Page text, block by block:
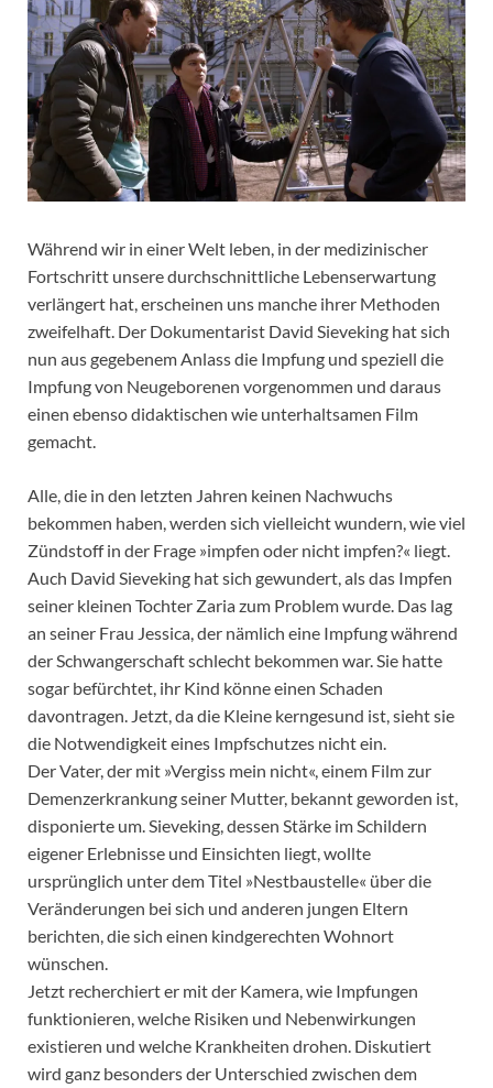
Während wir in einer Welt leben, in der medizinischer
Fortschritt unsere durchschnittliche Lebenserwartung
verlängert hat, erscheinen uns manche ihrer Methoden
zweifelhaft. Der Dokumentarist David Sieveking hat sich
nun aus gegebenem Anlass die Impfung und speziell die
Impfung von Neugeborenen vorgenommen und daraus
einen ebenso didaktischen wie unterhaltsamen Film
gemacht.
Alle, die in den letzten Jahren keinen Nachwuchs
bekommen haben, werden sich vielleicht wundern, wie viel
Zündstoff in der Frage »impfen oder nicht impfen?« liegt.
Auch David Sieveking hat sich gewundert, als das Impfen
seiner kleinen Tochter Zaria zum Problem wurde. Das lag
an seiner Frau Jessica, der nämlich eine Impfung während
der Schwangerschaft schlecht bekommen war. Sie hatte
sogar befürchtet, ihr Kind könne einen Schaden
davontragen. Jetzt, da die Kleine kerngesund ist, sieht sie
die Notwendigkeit eines Impfschutzes nicht ein.
Der Vater, der mit »Vergiss mein nicht«, einem Film zur
Demenzerkrankung seiner Mutter, bekannt geworden ist,
disponierte um. Sieveking, dessen Stärke im Schildern
eigener Erlebnisse und Einsichten liegt, wollte
ursprünglich unter dem Titel »Nestbaustelle« über die
Veränderungen bei sich und anderen jungen Eltern
berichten, die sich einen kindgerechten Wohnort
wünschen.
Jetzt recherchiert er mit der Kamera, wie Impfungen
funktionieren, welche Risiken und Nebenwirkungen
existieren und welche Krankheiten drohen. Diskutiert
wird ganz besonders der Unterschied zwischen dem